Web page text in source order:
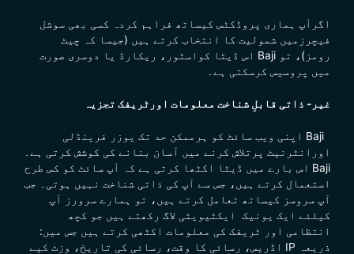
اگرآپ ہماری پروڈکٹس کیساتھ فراہم کردہ کسی بھی سوشل
فیچرزمیں شمولیت کا انتخاب کرتے ہیں (جیسا کہ چیٹ
رومز)، تو
Baji اس ڈیٹا کواسٹور، ریکارڈ یا دوسری صورت
میں پروسیس کرسکتی ہے۔
غیر- ذاتی قابلِ شناخت معلومات اورٹریفک تجزیہ
Baji اپنی ویب سائٹ کو ہرممکن حد تک یوزر فرینڈلی
اورانٹرنیٹ پرتلاش کرنے میں آسان بنانے کی کوشش کرتی ہے۔
Baji اس بارے میں ڈیٹا اکٹھا کرتی ہے کہ آپ سائٹ کو کس طرح
استعمال کرتے ہیں، جس سے آپ کی ذاتی شناخت نہیں ہوتی۔ جب
آپ سروسز کیساتھ تعامل کرتے ہیں، تو ہمارے سرورز آپ
کیلئے ایک یونیک ایکٹیویٹی لاگ رکھتے ہیں جو کچھ
انتظامی اور ٹریفک کی معلومات اکٹھی کرتے ہیں جس میں:
ذریعہ IP اڈریس، رسائی کا وقت، رسائی کی تاریخ، وزٹ کیے